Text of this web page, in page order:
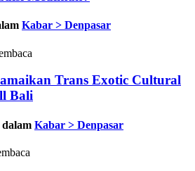
Kabar > Denpasar
Trans Exotic Cultural
Bali
dalam Kabar > Denpasar